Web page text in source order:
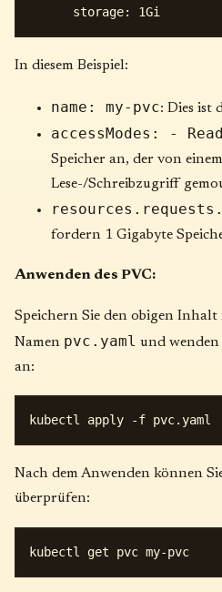
In diesem Beispiel:
name: my-pvc: Dies ist
accessModes: -
Speicher an, der von
Lese-/Schreibzugriff
fordern 1 Gigabyte
Anwenden des PVC:
Speichern Sie den obigen
Namen pvc.yaml und
an:
Nach dem Anwenden können
überprüfen: